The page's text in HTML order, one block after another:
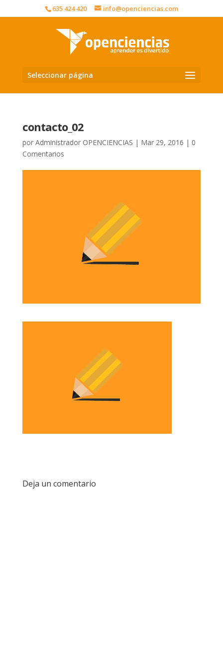
635 424 420 info@openciencias.com
Seleccionar página
contacto_02
por Administrador OPENCIENCIAS | Mar 29, 2016 | 0
Comentarios
Deja un comentario